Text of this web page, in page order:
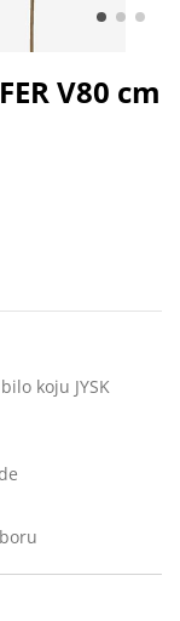
V80 cm
koju JYSK